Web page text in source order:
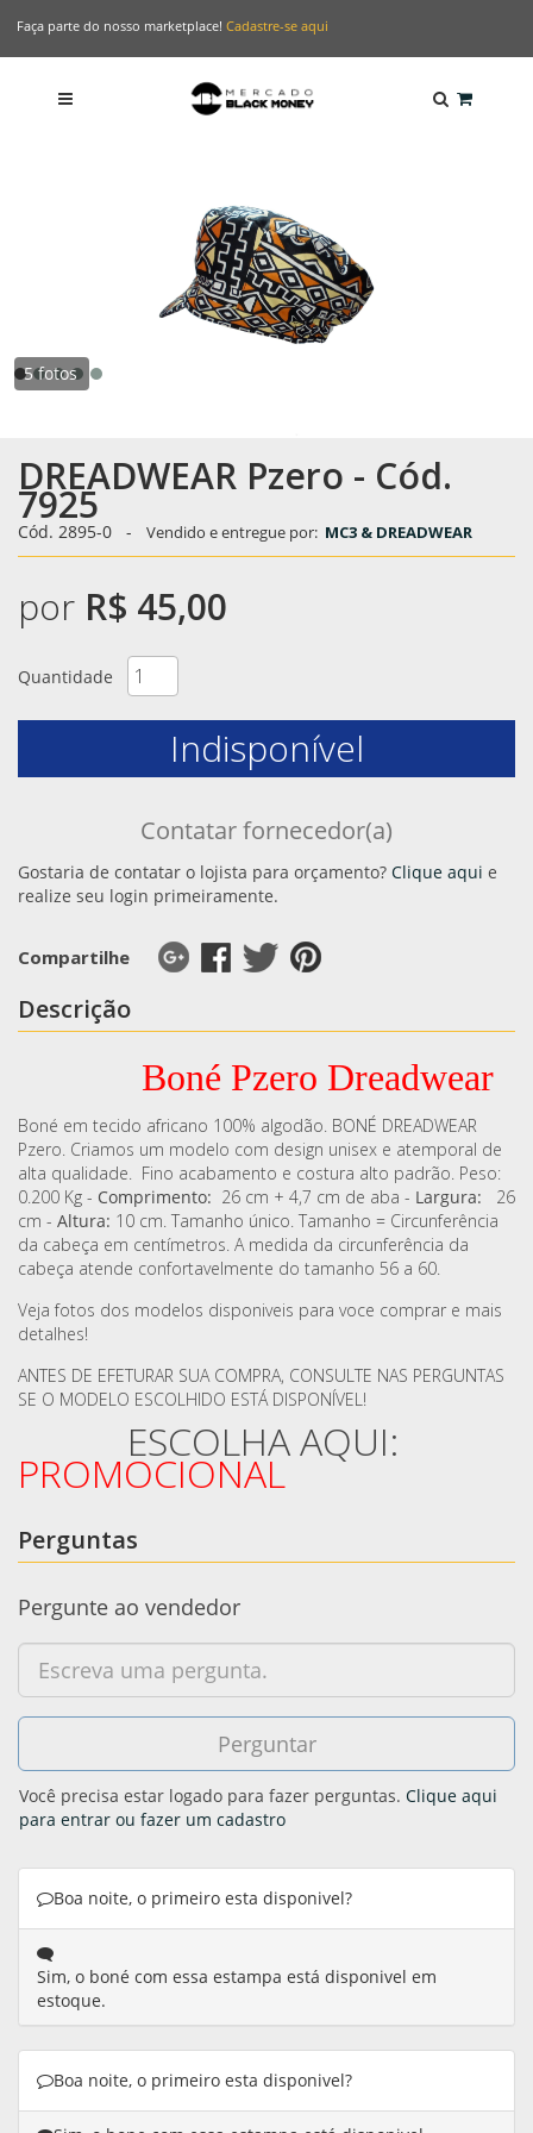
Faça parte do nosso marketplace! Cadastre-se aqui
5 fotos
DREADWEAR Pzero - Cód.
7925
Cód. 2895-0 - Vendido e entregue por: MC3 & DREADWEAR
por R$ 45,00
Quantidade
Indisponível
Contatar fornecedor(a)
Gostaria de contatar o lojista para orçamento? Clique aqui e
realize seu login primeiramente.
Compartilhe
Descrição
Boné Pzero Dreadwear
Boné em tecido africano 100% algodão. BONÉ DREADWEAR
Pzero. Criamos um modelo com design unisex e atemporal de
alta qualidade. Fino acabamento e costura alto padrão. Peso:
0.200 Kg - Comprimento: 26 cm + 4,7 cm de aba - Largura:
26
cm - Altura: 10 cm. Tamanho único. Tamanho = Circunferência
da cabeça em centímetros. A medida da circunferência da
cabeça atende confortavelmente do tamanho 56 a 60.
Veja fotos dos modelos disponiveis para voce comprar e mais
detalhes!
ANTES DE EFETURAR SUA COMPRA, CONSULTE NAS PERGUNTAS
SE O MODELO ESCOLHIDO ESTÁ DISPONÍVEL!
ESCOLHA AQUI:
PROMOCIONAL
Perguntas
Pergunte ao vendedor
Você precisa estar logado para fazer perguntas. Clique aqui
para entrar ou fazer um cadastro
Boa noite, o primeiro esta disponivel?
Sim, o boné com essa estampa está disponivel em
estoque.
Boa noite, o primeiro esta disponivel?